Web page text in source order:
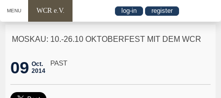
MENU WCR e.V. log-in register
MOSKAU: 10.-26.10 OKTOBERFEST MIT DEM WCR
09 Oct.
2014
PAST